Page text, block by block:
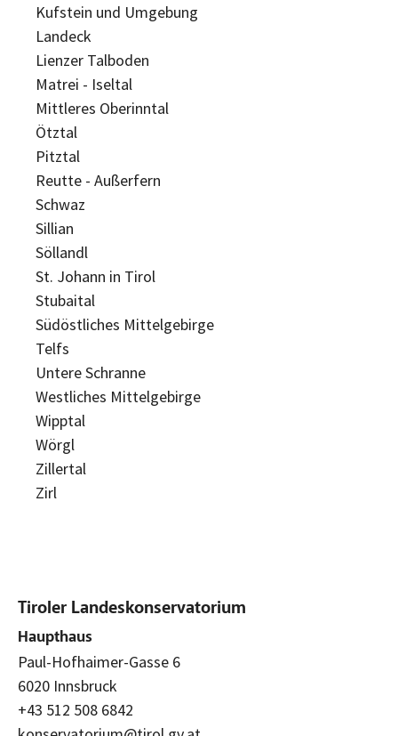
Kufstein und Umgebung
Landeck
Lienzer Talboden
Matrei - Iseltal
Mittleres Oberinntal
Ötztal
Pitztal
Reutte - Außerfern
Schwaz
Sillian
Söllandl
St. Johann in Tirol
Stubaital
Südöstliches Mittelgebirge
Telfs
Untere Schranne
Westliches Mittelgebirge
Wipptal
Wörgl
Zillertal
Zirl
Tiroler Landeskonservatorium
Haupthaus
Paul-Hofhaimer-Gasse 6
6020 Innsbruck
+43 512 508 6842